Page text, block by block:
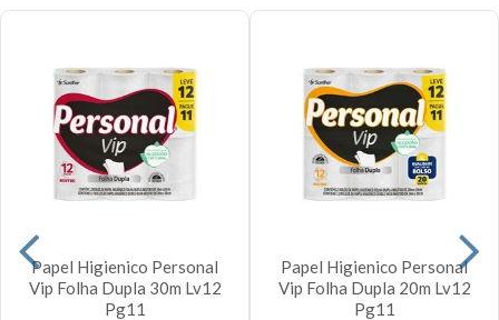
Papel Higienico Personal
Vip Folha Dupla 30m Lv12
Pg11
Papel Higienico Personal
Vip Folha Dupla 20m Lv12
Pg11